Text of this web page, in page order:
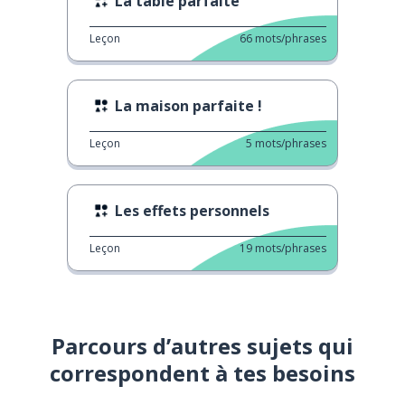
Leçon 66 mots/phrases
La maison parfaite !
Leçon 5 mots/phrases
Les effets personnels
Leçon 19 mots/phrases
Parcours d’autres sujets qui
correspondent à tes besoins